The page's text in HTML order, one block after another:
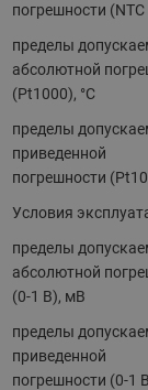
погрешности (NTC
пределы
абсолютной
(Pt1000), °C
пределы
приведенной
погрешности
Условия
пределы
абсолютной
(0-1 В), мВ
пределы
приведенной
погрешности (0-1